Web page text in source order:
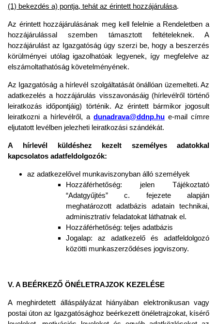
(1) bekezdés a) pontja, tehát az érintett hozzájárulása.
Az érintett hozzájárulásának meg kell felelnie a Rendeletben a
hozzájárulással szemben támasztott feltételeknek. A
hozzájárulást az Igazgatóság úgy szerzi be, hogy a beszerzés
körülményei utólag igazolhatóak legyenek, így megfelelve az
elszámoltathatóság követelményének.
Az Igazgatóság a hírlevél szolgáltatását önállóan üzemelteti. Az
adatkezelés a hozzájárulás visszavonásáig (hírlevélről történő
leiratkozás időpontjáig) történik. Az érintett bármikor jogosult
leiratkozni a hírlevélről, a dunadrava@ddnp.hu e-mail címre
eljutatott levélben jelezheti leiratkozási szándékát.
A hírlevél küldéshez kezelt személyes adatokkal
kapcsolatos adatfeldolgozók:
az adatkezelővel munkaviszonyban álló személyek
Hozzáférhetőség: jelen Tájékoztató
“Adatgyűjtés” c. fejezete alapján
meghatározott adatbázis adatain technikai,
adminisztratív feladatokat láthatnak el.
Hozzáférhetőség: teljes adatbázis
Jogalap: az adatkezelő és adatfeldolgozó
közötti munkaszerződéses jogviszony.
V. A BEÉRKEZŐ ÖNÉLETRAJZOK KEZELÉSE
A meghirdetett álláspályázat hiányában elektronikusan vagy
postai úton az Igazgatósághoz beérkezett önéletrajzokat, kísérő